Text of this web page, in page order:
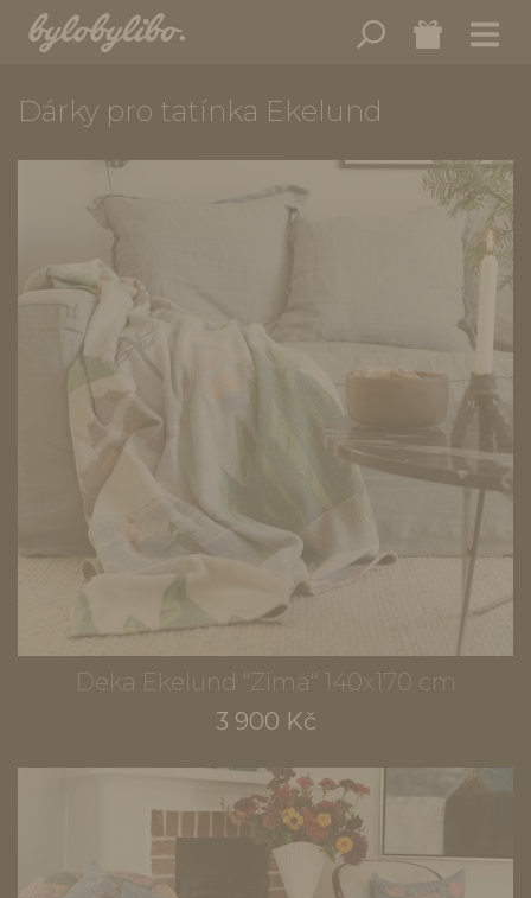
Dárky pro tatínka Ekelund
Deka Ekelund "Zima" 140x170 cm
3 900 Kč